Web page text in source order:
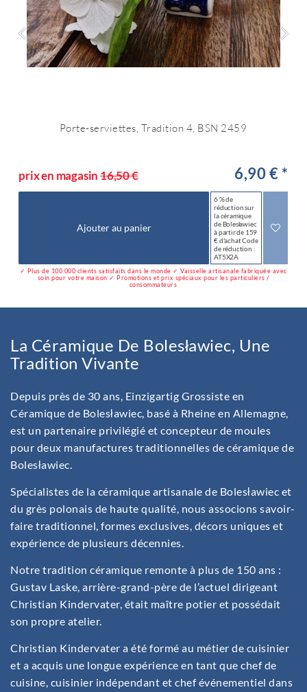
Porte-serviettes, Tradition 4, BSN 2459
prix en magasin16,50 € 6,90 € *
Ajouter au panier
6 % de
réduction sur
la céramique
de Bolesławiec
à partir de 159
€ d'achat Code
de réduction :
AT5X2A
✓ Plus de 100 000 clients satisfaits dans le monde ✓ Vaisselle artisanale fabriquée avec
soin pour votre maison ✓ Promotions et prix spéciaux pour les particuliers /
consommateurs
La Céramique De Bolesławiec, Une
Tradition Vivante
Depuis près de 30 ans, Einzigartig Grossiste en
Céramique de Bolesławiec, basé à Rheine en Allemagne,
est un partenaire privilégié et concepteur de moules
pour deux manufactures traditionnelles de céramique de
Bolesławiec.
Spécialistes de la céramique artisanale de Bolesławiec et
du grès polonais de haute qualité, nous associons savoir-
faire traditionnel, formes exclusives, décors uniques et
expérience de plusieurs décennies.
Notre tradition céramique remonte à plus de 150 ans :
Gustav Laske, arrière-grand-père de l’actuel dirigeant
Christian Kindervater, était maître potier et possédait
son propre atelier.
Christian Kindervater a été formé au métier de cuisinier
et a acquis une longue expérience en tant que chef de
cuisine, cuisinier indépendant et chef événementiel dans